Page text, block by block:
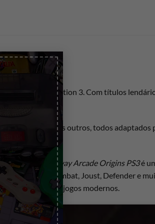
×
na tua PlayStation 3. Com títulos
viciantes.
e muitos outros, todos adaptados
modernos.
pessoais. Midway Arcade Origins PS3é
como Mortal Kombat, Joust, Defender e
dos videojogos modernos.